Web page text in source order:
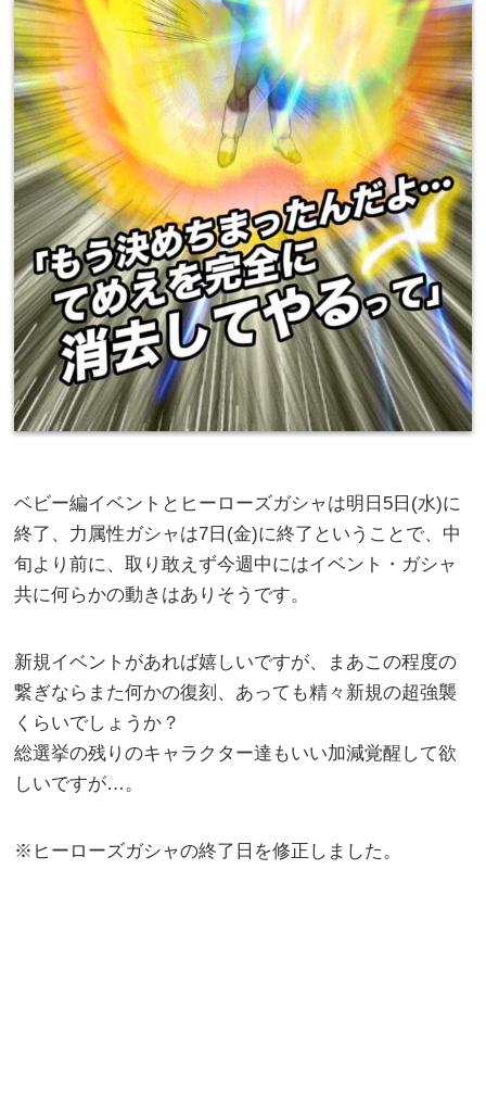
ベビー編イベントとヒーローズガシャは明日5日(水)に
終了、力属性ガシャは7日(金)に終了ということで、中
旬より前に、取り敢えず今週中にはイベント・ガシャ
共に何らかの動きはありそうです。
新規イベントがあれば嬉しいですが、まあこの程度の
繋ぎならまた何かの復刻、あっても精々新規の超強襲
くらいでしょうか？
総選挙の残りのキャラクター達もいい加減覚醒して欲
しいですが…。
※ヒーローズガシャの終了日を修正しました。